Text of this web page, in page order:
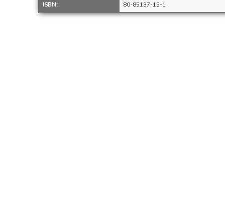
ISBN: 80-85137-15-1